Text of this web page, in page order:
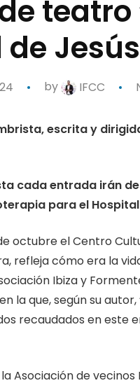
by IFCC
escrita y
cada entrada irán
para el
octubre el Centro
refleja cómo era la
Ibiza y
la que, según su
recaudados en
Asociación de